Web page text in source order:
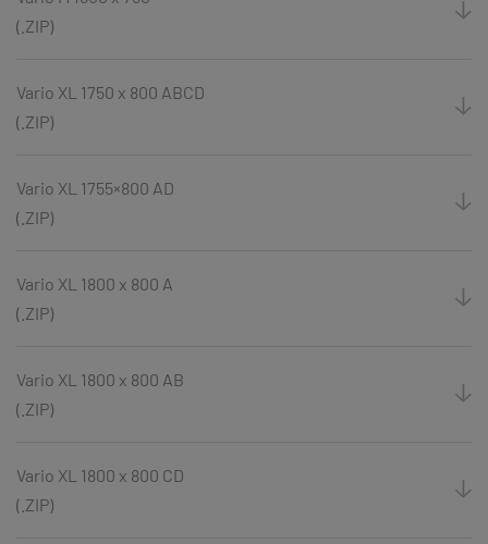
(.ZIP)
Vario XL 1750 x 800 ABCD
(.ZIP)
Vario XL 1755×800 AD
(.ZIP)
Vario XL 1800 x 800 A
(.ZIP)
Vario XL 1800 x 800 AB
(.ZIP)
Vario XL 1800 x 800 CD
(.ZIP)